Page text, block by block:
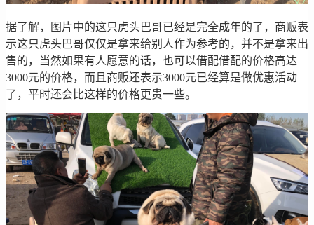
据了解，图片中的这只虎头巴哥已经是完全成年的了，商贩表
示这只虎头巴哥仅仅是拿来给别人作为参考的，并不是拿来出
售的，当然如果有人愿意的话，也可以借配借配的价格高达
3000元的价格，而且商贩还表示3000元已经算是做优惠活动
了，平时还会比这样的价格更贵一些。